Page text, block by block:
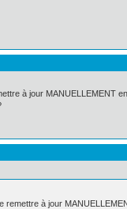
à jour MANUELLEMENT
à jour